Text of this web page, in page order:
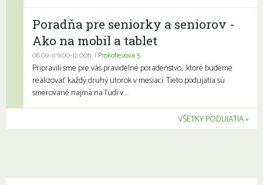
Poradňa pre seniorky a seniorov -
Ako na mobil a tablet
08.09. o 9:00-12:00h. | Prokofievova 5
Pripravili sme pre vás pravidelné poradenstvo, ktoré budeme
realizovať každý druhý utorok v mesiaci. Tieto podujatia sú
smerované najmä na ľudí v ...
VŠETKY PODUJATIA